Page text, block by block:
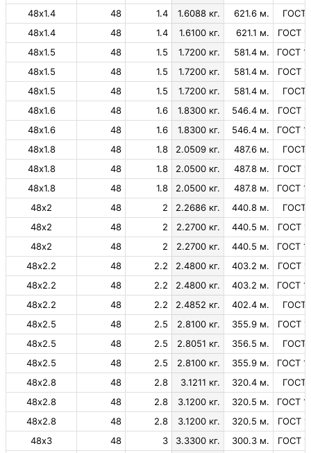
48х1.4
48 1.4 1.6088 кг. 621.6 м.
ГОСТ
48х1.4
48 1.4 1.6100 кг. 621.1 м.
ГОСТ
48х1.5
48 1.5 1.7200 кг. 581.4 м.
ГОСТ
48х1.5
48 1.5 1.7200 кг. 581.4 м.
ГОСТ
48х1.5
48 1.5 1.7200 кг. 581.4 м.
ГОСТ
48х1.6
48 1.6 1.8300 кг. 546.4 м.
ГОСТ
48х1.6
48 1.6 1.8300 кг. 546.4 м.
ГОСТ
48х1.8
48 1.8 2.0509 кг. 487.6 м.
ГОСТ
48х1.8
48 1.8 2.0500 кг. 487.8 м.
ГОСТ
48х1.8
48 1.8 2.0500 кг. 487.8 м.
ГОСТ
48х2
48 2 2.2686 кг. 440.8 м.
ГОСТ
48х2
48 2 2.2700 кг. 440.5 м.
ГОСТ
48х2
48 2 2.2700 кг. 440.5 м.
ГОСТ
48х2.2
48 2.2 2.4800 кг. 403.2 м.
ГОСТ
48х2.2
48 2.2 2.4800 кг. 403.2 м.
ГОСТ
48х2.2
48 2.2 2.4852 кг. 402.4 м.
ГОСТ
48х2.5
48 2.5 2.8100 кг. 355.9 м.
ГОСТ
48х2.5
48 2.5 2.8051 кг. 356.5 м.
ГОСТ
48х2.5
48 2.5 2.8100 кг. 355.9 м.
ГОСТ
48х2.8
48 2.8 3.1211 кг. 320.4 м.
ГОСТ
48х2.8
48 2.8 3.1200 кг. 320.5 м.
ГОСТ
48х2.8
48 2.8 3.1200 кг. 320.5 м.
ГОСТ
48х3
48 3 3.3300 кг. 300.3 м.
ГОСТ